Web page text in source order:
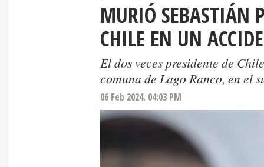
MURIÓ SEBASTIÁN
CHILE EN UN
El dos veces presidente de
comuna de Lago Ranco, en el
06 Feb 2024. 04:03 PM